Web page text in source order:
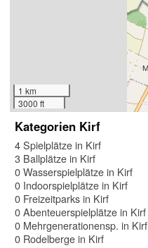
1 km
3000 ft
Kategorien Kirf
4 Spielplätze in Kirf
3 Ballplätze in Kirf
0 Wasserspielplätze in Kirf
0 Indoorspielplätze in Kirf
0 Freizeitparks in Kirf
0 Abenteuerspielplätze in Kirf
0 Mehrgenerationensp. in Kirf
0 Rodelberge in Kirf